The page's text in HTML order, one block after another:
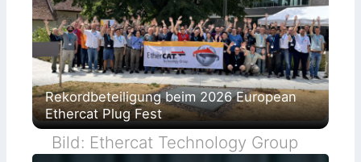
Rekordbeteiligung beim 2026 European
Ethercat Plug Fest
Bild: Ethercat Technology Group